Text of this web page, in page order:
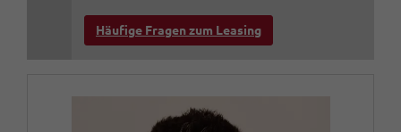
Häufige Fragen zum Leasing